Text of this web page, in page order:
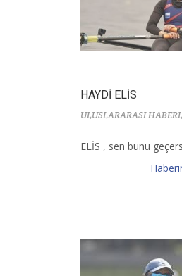
HAYDİ ELİS
ULUSLARARASI
ELİS , sen bunu